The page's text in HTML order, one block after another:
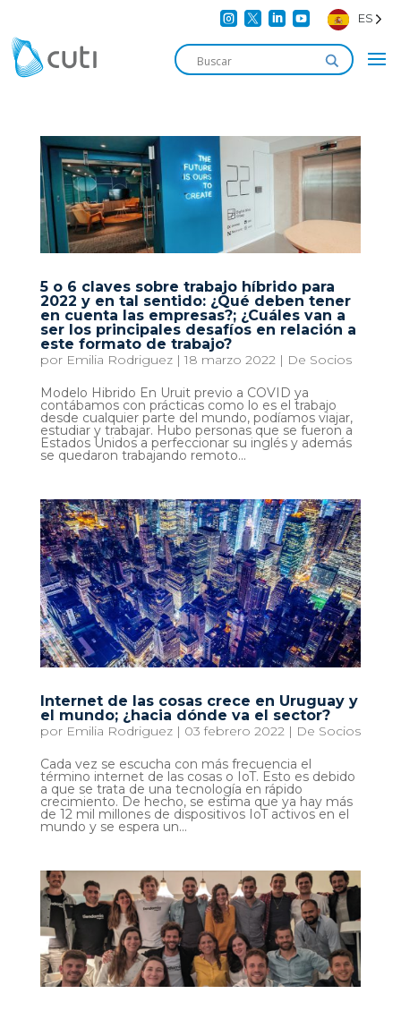
    ES
5 o 6 claves sobre trabajo híbrido para
2022 y en tal sentido: ¿Qué deben tener
en cuenta las empresas?; ¿Cuáles van a
ser los principales desafíos en relación a
este formato de trabajo?
por Emilia Rodriguez|18 marzo 2022| De Socios
Modelo Hibrido En Uruit previo a COVID ya
contábamos con prácticas como lo es el trabajo
desde cualquier parte del mundo, podíamos viajar,
estudiar y trabajar. Hubo personas que se fueron a
Estados Unidos a perfeccionar su inglés y además
se quedaron trabajando remoto...
Internet de las cosas crece en Uruguay y
el mundo; ¿hacia dónde va el sector?
por Emilia Rodriguez| 03 febrero 2022| De Socios
Cada vez se escucha con más frecuencia el
término internet de las cosas o IoT. Esto es debido
a que se trata de una tecnología en rápido
crecimiento. De hecho, se estima que ya hay más
de 12 mil millones de dispositivos IoT activos en el
mundo y se espera un...